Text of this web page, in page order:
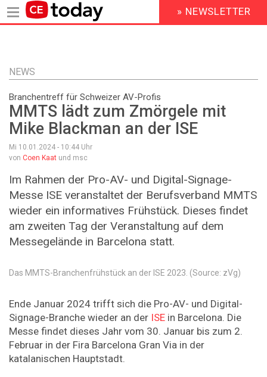
Inhalt
HEADER
MENU
» NEWSLETTER
NEWS
Branchentreff für Schweizer AV-Profis
MMTS lädt zum Zmörgele mit
Mike Blackman an der ISE
Mi 10.01.2024 - 10:44 Uhr
von Coen Kaat und msc
Im Rahmen der Pro-AV- und Digital-Signage-
Messe ISE veranstaltet der Berufsverband MMTS
wieder ein informatives Frühstück. Dieses findet
am zweiten Tag der Veranstaltung auf dem
Messegelände in Barcelona statt.
Das MMTS-Branchenfrühstück an der ISE 2023. (Source: zVg)
Ende Januar 2024 trifft sich die Pro-AV- und Digital-
Signage-Branche wieder an der ISE in Barcelona. Die
Messe findet dieses Jahr vom 30. Januar bis zum 2.
Februar in der Fira Barcelona Gran Via in der
katalanischen Hauptstadt.